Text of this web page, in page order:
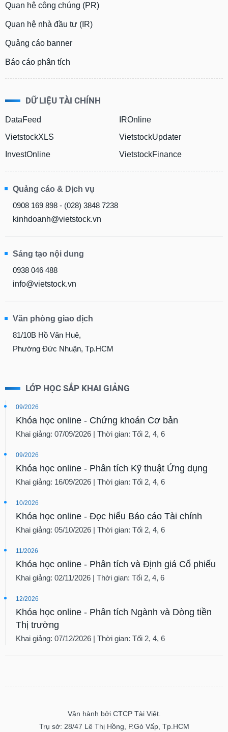
Quan hệ công chúng (PR)
Quan hệ nhà đầu tư (IR)
Quảng cáo banner
Báo cáo phân tích
DỮ LIỆU TÀI CHÍNH
DataFeed
VietstockXLS
InvestOnline
IROnline
VietstockUpdater
VietstockFinance
Quảng cáo & Dịch vụ
0908 169 898 - (028) 3848 7238
kinhdoanh@vietstock.vn
Sáng tạo nội dung
0938 046 488
info@vietstock.vn
Văn phòng giao dịch
81/10B Hồ Văn Huê,
Phường Đức Nhuận, Tp.HCM
LỚP HỌC SẮP KHAI GIẢNG
09/2026
Khóa học online - Chứng khoán Cơ bản
Khai giảng: 07/09/2026 | Thời gian: Tối 2, 4, 6
09/2026
Khóa học online - Phân tích Kỹ thuật Ứng dụng
Khai giảng: 16/09/2026 | Thời gian: Tối 2, 4, 6
10/2026
Khóa học online - Đọc hiểu Báo cáo Tài chính
Khai giảng: 05/10/2026 | Thời gian: Tối 2, 4, 6
11/2026
Khóa học online - Phân tích và Định giá Cổ phiếu
Khai giảng: 02/11/2026 | Thời gian: Tối 2, 4, 6
12/2026
Khóa học online - Phân tích Ngành và Dòng tiền
Thị trường
Khai giảng: 07/12/2026 | Thời gian: Tối 2, 4, 6
Vận hành bởi CTCP Tài Việt.
Trụ sở: 28/47 Lê Thị Hồng, P.Gò Vấp, Tp.HCM